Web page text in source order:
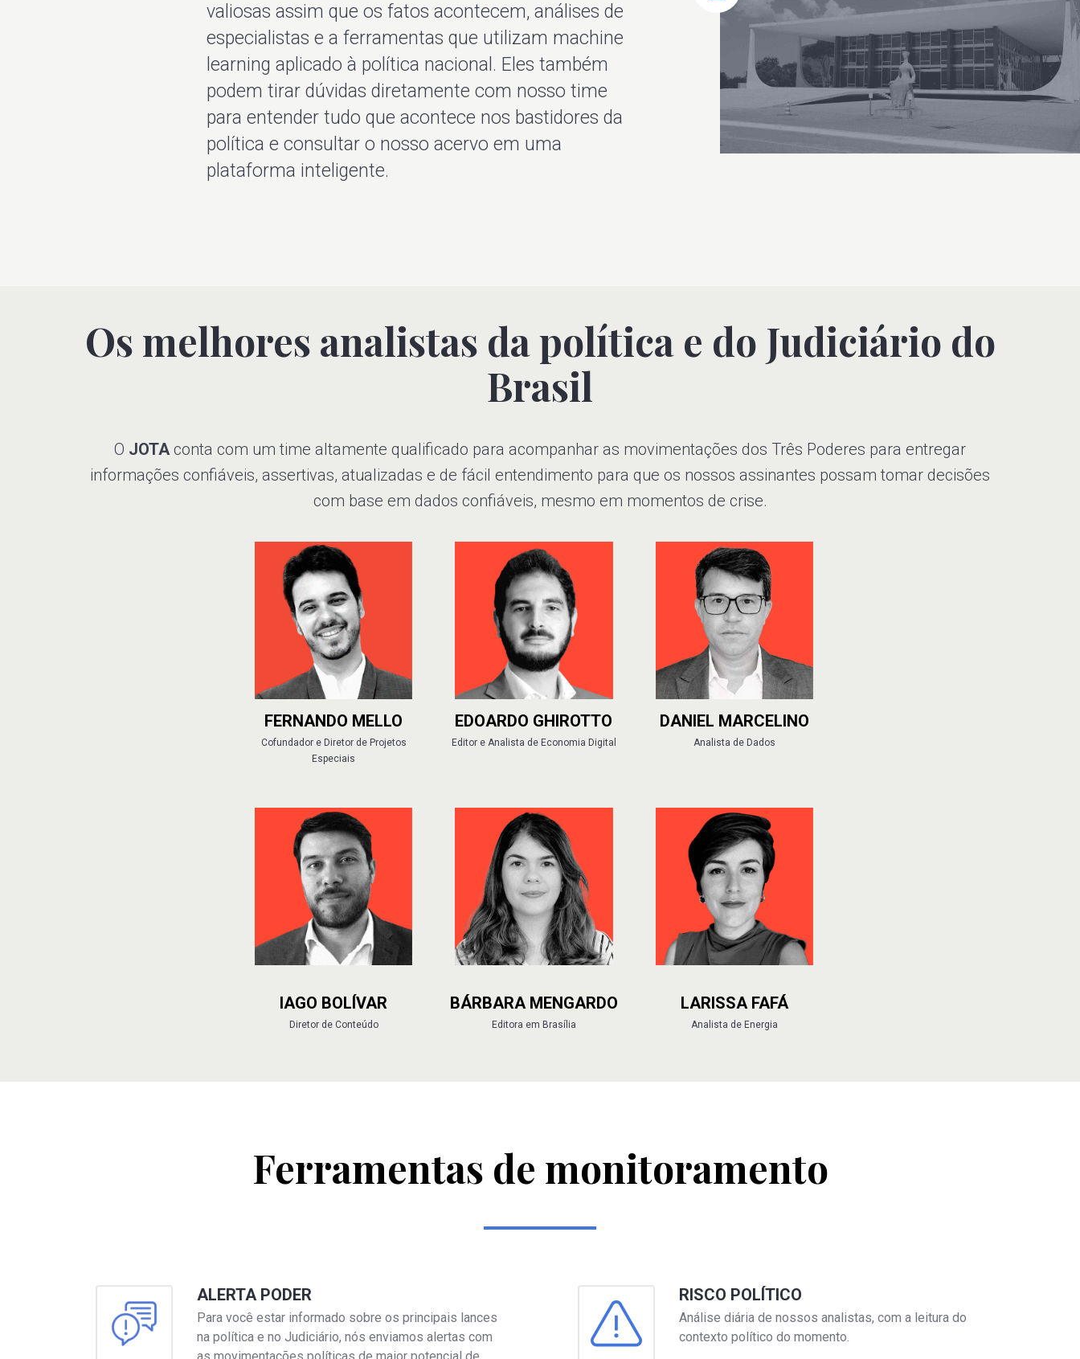
valiosas assim que os fatos acontecem, análises de
especialistas e a ferramentas que utilizam machine
learning aplicado à política nacional. Eles também
podem tirar dúvidas diretamente com nosso time
para entender tudo que acontece nos bastidores da
política e consultar o nosso acervo em uma
plataforma inteligente.
Os melhores analistas da política e do Judiciário do
Brasil
O JOTA conta com um time altamente qualificado para acompanhar as movimentações dos Três Poderes para entregar
informações confiáveis, assertivas, atualizadas e de fácil entendimento para que os nossos assinantes possam tomar decisões
com base em dados confiáveis, mesmo em momentos de crise.
FERNANDO MELLO
Cofundador e Diretor de Projetos
Especiais
EDOARDO GHIROTTO
Editor e Analista de Economia Digital
DANIEL MARCELINO
Analista de Dados
IAGO BOLÍVAR
Diretor de Conteúdo
BÁRBARA MENGARDO
Editora em Brasília
LARISSA FAFÁ
Analista de Energia
Ferramentas de monitoramento
ALERTA PODER
Para você estar informado sobre os principais lances
na política e no Judiciário, nós enviamos alertas com
RISCO POLÍTICO
Análise diária de nossos analistas, com a leitura do
contexto político do momento.